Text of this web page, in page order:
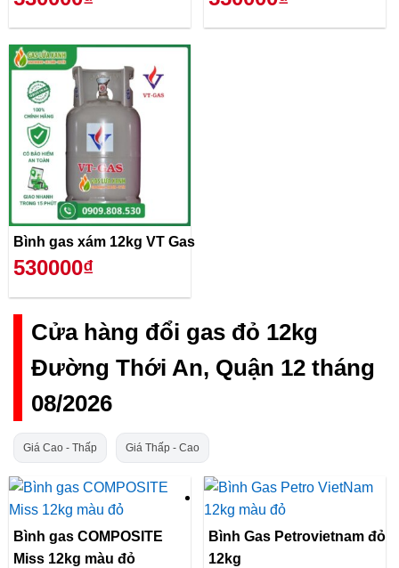
Bình gas xám 12kg VT Gas
530000₫
Cửa hàng đổi gas đỏ 12kg
Đường Thới An, Quận 12 tháng
08/2026
Giá Cao - Thấp Giá Thấp - Cao
Bình gas COMPOSITE
Miss 12kg màu đỏ
Bình Gas Petrovietnam đỏ
12kg